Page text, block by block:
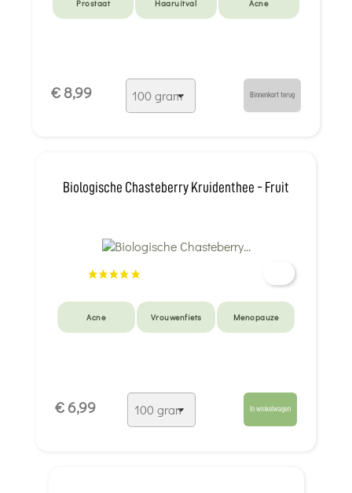
Prostaat Haaruitval Acne
€ 8,99 Binnenkort terug
Biologische Chasteberry Kruidenthee - Fruit
Acne Vrouwenfiets Menopauze
€ 6,99 In winkelwagen